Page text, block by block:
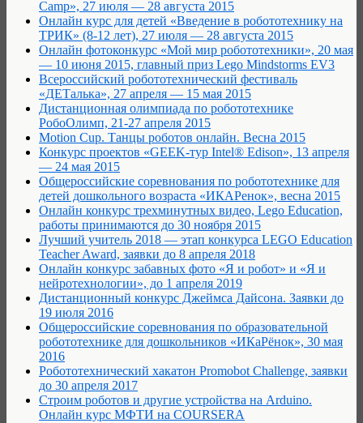
Camp», 27 июля — 28 августа 2015
Онлайн курс для детей «Введение в робототехнику на
ТРИК» (8-12 лет), 27 июля — 28 августа 2015
Онлайн фотоконкурс «Мой мир робототехники», 20 мая
— 10 июня 2015, главный приз Lego Mindstorms EV3
Всероссийский робототехнический фестиваль
«ДЕТалька», 27 апреля — 15 мая 2015
Дистанционная олимпиада по робототехнике
РобоОлимп, 21-27 апреля 2015
Motion Cup. Танцы роботов онлайн. Весна 2015
Конкурс проектов «GEEK-тур Intel® Edison», 13 апреля
— 24 мая 2015
Общероссийские соревнования по робототехнике для
детей дошкольного возраста «ИКАРенок», весна 2015
Онлайн конкурс трехминутных видео, Lego Education,
работы принимаются до 30 ноября 2015
Лучший учитель 2018 — этап конкурса LEGO Education
Teacher Award, заявки до 8 апреля 2018
Онлайн конкурс забавных фото «Я и робот» и «Я и
нейротехнологии», до 1 апреля 2019
Дистанционный конкурс Джеймса Дайсона. Заявки до
19 июля 2016
Общероссийские соревнования по образовательной
робототехнике для дошкольников «ИКаРёнок», 30 мая
2016
Робототехнический хакатон Promobot Сhallenge, заявки
до 30 апреля 2017
Строим роботов и другие устройства на Arduino.
Онлайн курс МФТИ на COURSERA